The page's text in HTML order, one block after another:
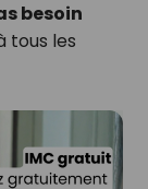
besoin
tous les